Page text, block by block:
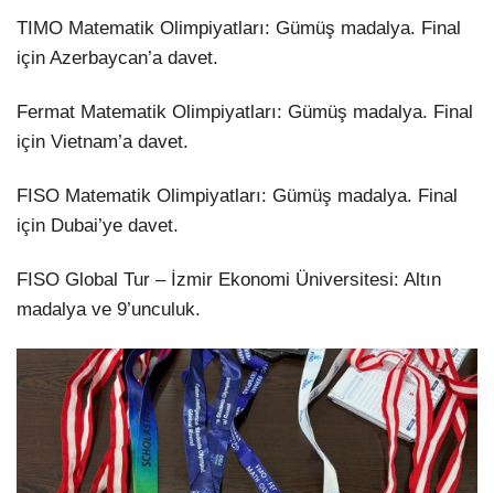
TIMO Matematik Olimpiyatları: Gümüş madalya. Final
için Azerbaycan’a davet.
Fermat Matematik Olimpiyatları: Gümüş madalya. Final
için Vietnam’a davet.
FISO Matematik Olimpiyatları: Gümüş madalya. Final
için Dubai’ye davet.
FISO Global Tur – İzmir Ekonomi Üniversitesi: Altın
madalya ve 9’unculuk.